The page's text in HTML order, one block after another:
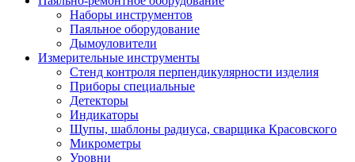
Наборы инструментов
Паяльное оборудование
Дымоуловители
Измерительные инструменты
Стенд контроля перпендикулярности изделия
Приборы специальные
Детекторы
Индикаторы
Щупы, шаблоны радиуса, сварщика Красовского
Микрометры
Уровни